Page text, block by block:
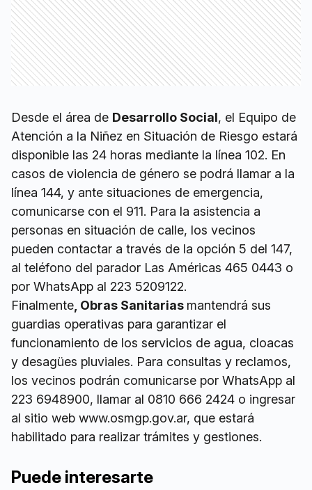
Desde el área de Desarrollo Social, el Equipo de
Atención a la Niñez en Situación de Riesgo estará
disponible las 24 horas mediante la línea 102. En
casos de violencia de género se podrá llamar a la
línea 144, y ante situaciones de emergencia,
comunicarse con el 911. Para la asistencia a
personas en situación de calle, los vecinos
pueden contactar a través de la opción 5 del 147,
al teléfono del parador Las Américas 465 0443 o
por WhatsApp al 223 5209122.
Finalmente, Obras Sanitarias mantendrá sus
guardias operativas para garantizar el
funcionamiento de los servicios de agua, cloacas
y desagües pluviales. Para consultas y reclamos,
los vecinos podrán comunicarse por WhatsApp al
223 6948900, llamar al 0810 666 2424 o ingresar
al sitio web www.osmgp.gov.ar, que estará
habilitado para realizar trámites y gestiones.
Puede interesarte